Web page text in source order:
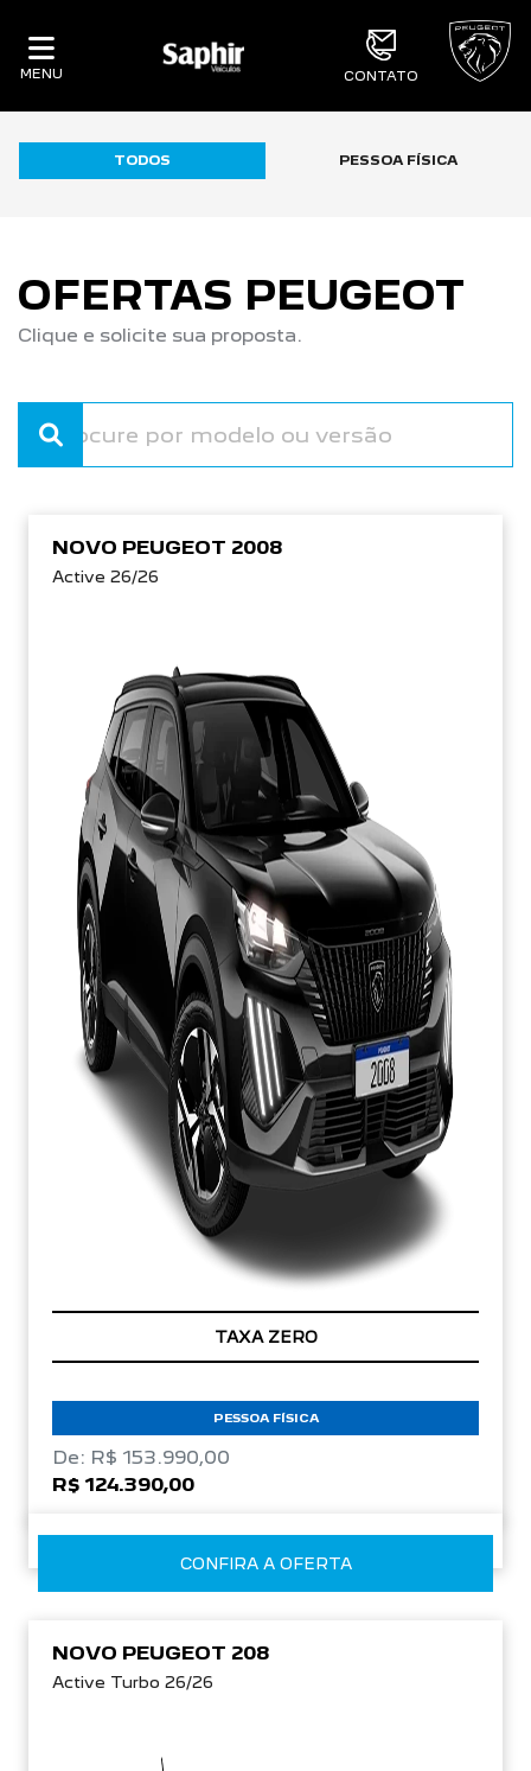
MENU CONTATO
TODOS PESSOA FÍSICA
OFERTAS PEUGEOT
Clique e solicite sua proposta.
NOVO PEUGEOT 2008
Active 26/26
TAXA ZERO
PESSOA FÍSICA
De: R$ 153.990,00
R$ 124.390,00
CONFIRA A OFERTA
NOVO PEUGEOT 208
Active Turbo 26/26